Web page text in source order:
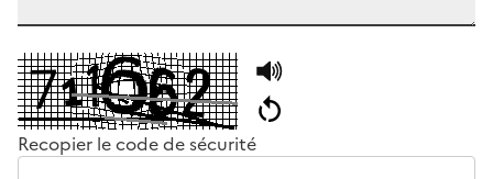
Recopier le code de sécurité